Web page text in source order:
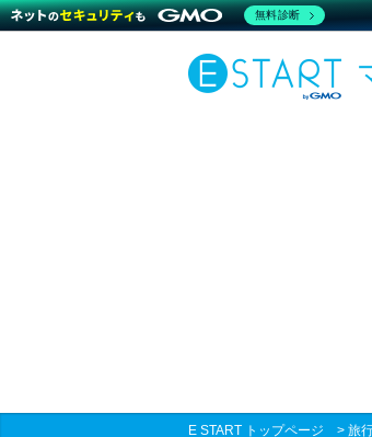
E START トップページ > 旅
無料診断